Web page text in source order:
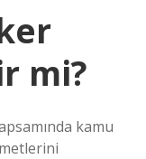
mi?
kamu